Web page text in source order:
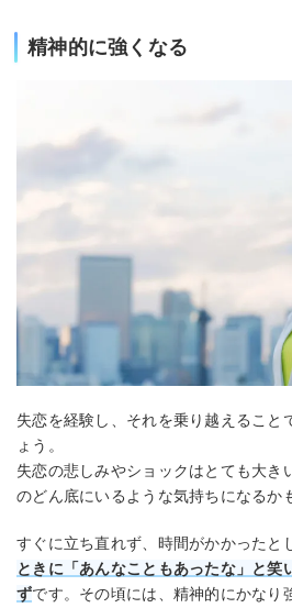
精神的に強くなる
失恋を経験し、それを乗り越えること
ょう。
失恋の悲しみやショックはとても大き
のどん底にいるような気持ちになるか
すぐに立ち直れず、時間がかかったと
ときに「あんなこともあったな」と笑
ずです。その頃には、精神的にかなり